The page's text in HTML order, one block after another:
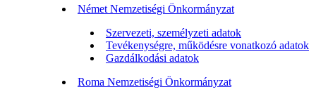
Német Nemzetiségi Önkormányzat
Szervezeti, személyzeti adatok
Tevékenységre, működésre vonatkozó adatok
Gazdálkodási adatok
Roma Nemzetiségi Önkormányzat